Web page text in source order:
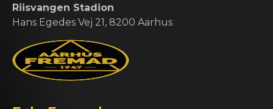
Riisvangen Stadion
Hans Egedes Vej 21, 8200 Aarhus